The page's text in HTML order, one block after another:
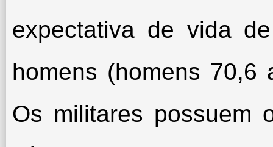
expectativa de vida
homens (homens 70,6
Os militares possuem